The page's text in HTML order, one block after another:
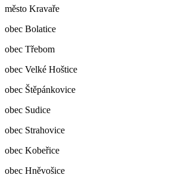
město Kravaře
obec Bolatice
obec Třebom
obec Velké Hoštice
obec Štěpánkovice
obec Sudice
obec Strahovice
obec Kobeřice
obec Hněvošice